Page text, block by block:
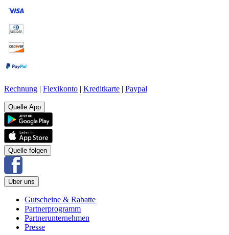
Rechnung | Flexikonto | Kreditkarte | Paypal
Quelle App
Quelle folgen
Über uns
Gutscheine & Rabatte
Partnerprogramm
Partnerunternehmen
Presse